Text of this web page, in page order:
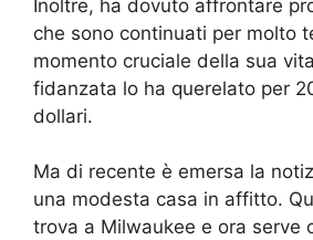
Inoltre, ha dovuto affrontare
che sono continuati per molto
momento cruciale della sua
fidanzata lo ha querelato per
dollari.
Ma di recente è emersa la
una modesta casa in affitto.
trova a Milwaukee e ora serve